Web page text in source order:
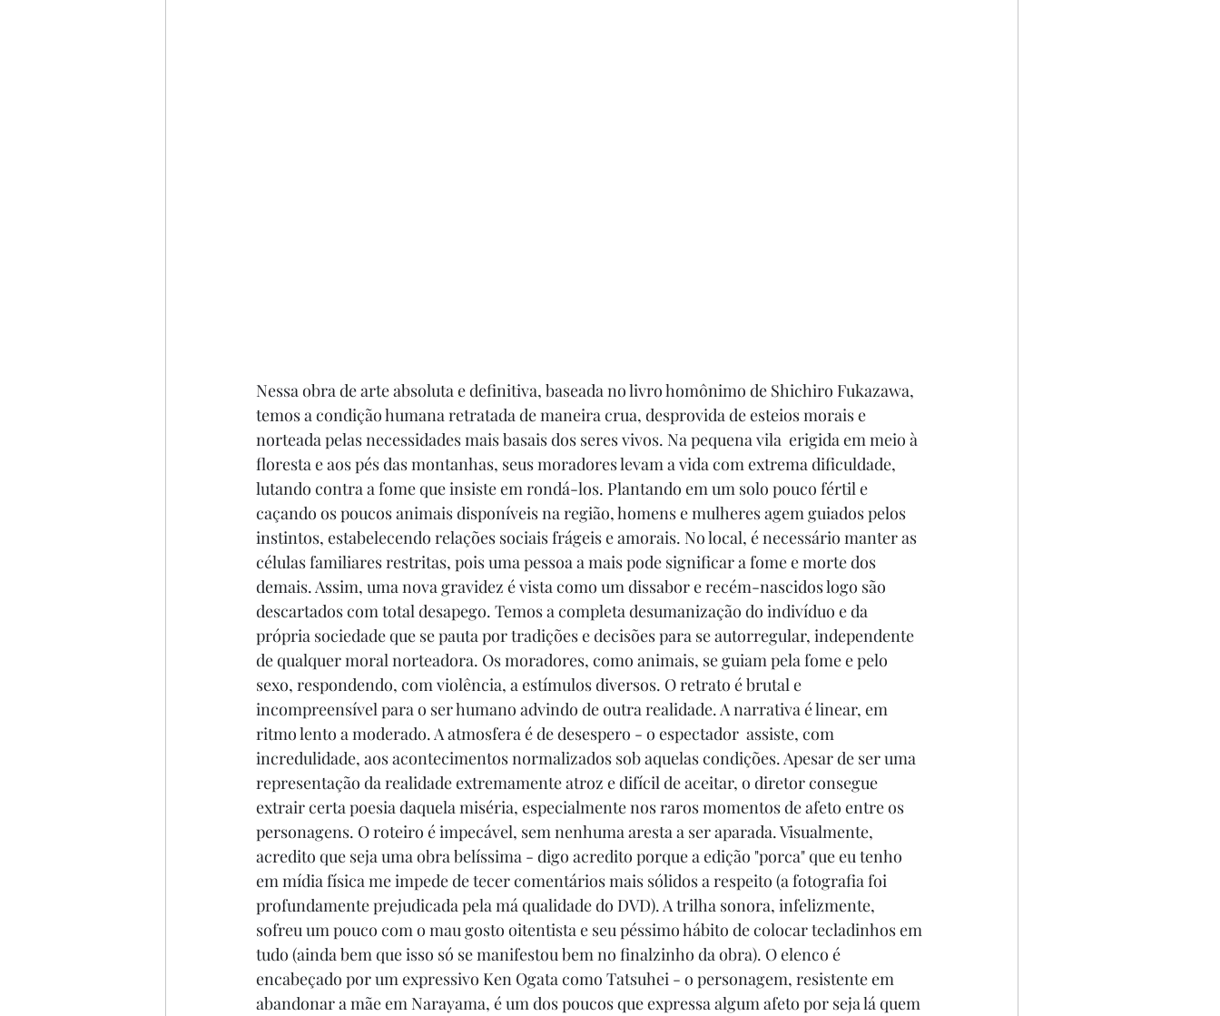
Nessa obra de arte absoluta e definitiva, baseada no livro homônimo de Shichiro Fukazawa,
temos a condição humana retratada de maneira crua, desprovida de esteios morais e
norteada pelas necessidades mais basais dos seres vivos. Na pequena vila  erigida em meio à
floresta e aos pés das montanhas, seus moradores levam a vida com extrema dificuldade,
lutando contra a fome que insiste em rondá-los. Plantando em um solo pouco fértil e
caçando os poucos animais disponíveis na região, homens e mulheres agem guiados pelos
instintos, estabelecendo relações sociais frágeis e amorais. No local, é necessário manter as
células familiares restritas, pois uma pessoa a mais pode significar a fome e morte dos
demais. Assim, uma nova gravidez é vista como um dissabor e recém-nascidos logo são
descartados com total desapego. Temos a completa desumanização do indivíduo e da
própria sociedade que se pauta por tradições e decisões para se autorregular, independente
de qualquer moral norteadora. Os moradores, como animais, se guiam pela fome e pelo
sexo, respondendo, com violência, a estímulos diversos. O retrato é brutal e
incompreensível para o ser humano advindo de outra realidade. A narrativa é linear, em
ritmo lento a moderado. A atmosfera é de desespero - o espectador  assiste, com
incredulidade, aos acontecimentos normalizados sob aquelas condições. Apesar de ser uma
representação da realidade extremamente atroz e difícil de aceitar, o diretor consegue
extrair certa poesia daquela miséria, especialmente nos raros momentos de afeto entre os
personagens. O roteiro é impecável, sem nenhuma aresta a ser aparada. Visualmente,
acredito que seja uma obra belíssima - digo acredito porque a edição "porca" que eu tenho
em mídia física me impede de tecer comentários mais sólidos a respeito (a fotografia foi
profundamente prejudicada pela má qualidade do DVD). A trilha sonora, infelizmente,
sofreu um pouco com o mau gosto oitentista e seu péssimo hábito de colocar tecladinhos em
tudo (ainda bem que isso só se manifestou bem no finalzinho da obra). O elenco é
encabeçado por um expressivo Ken Ogata como Tatsuhei - o personagem, resistente em
abandonar a mãe em Narayama, é um dos poucos que expressa algum afeto por seja lá quem